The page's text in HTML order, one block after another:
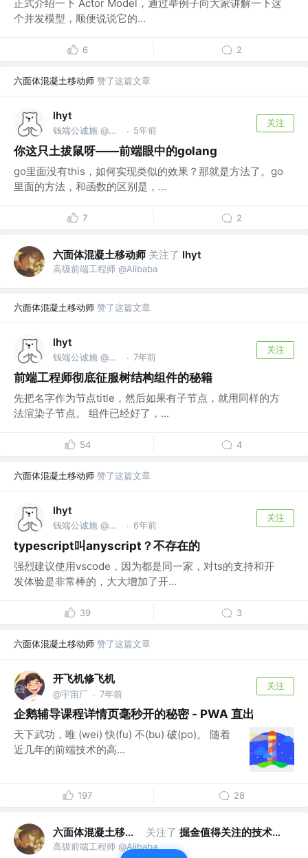
正式介绍一下 Actor Model，通过举例子向大家讲解一下这
个并发模型，顺便说说它的...
6 2
六面体混凝土移动师 赞了这篇文章
lhyt
钱端公诚施 @前tencent -> bytedance · 5年前
关注
你这只土拔鼠呀——前端眼中的golang
go里面没有this，如何实现类似的效果？那就是方法了。go
里面的方法，和函数的区别是，...
7 2
六面体混凝土移动师 关注了 lhyt
高级前端工程师 @Alibaba
六面体混凝土移动师 赞了这篇文章
lhyt
钱端公诚施 @前tencent -> bytedance · 7年前
关注
前端工程师彻底征服树结构组件的秘籍
先把名字作为节点title，然后如果有子节点，就用同样的方
法渲染子节点。 组件已经好了，...
54 4
六面体混凝土移动师 赞了这篇文章
lhyt
钱端公诚施 @前tencent -> bytedance · 6年前
关注
typescript叫anyscript？不存在的
强烈建议使用vscode，因为都是同一家，对ts的支持和开
发体验是非常棒的，大大增加了开...
39 3
六面体混凝土移动师 赞了这篇文章
开飞机修飞机
@宇宙厂 · 7年前
关注
企鹅辅导课程详情页毫秒开的秘密 - PWA 直出
天下武功，唯 (wei) 快(fu) 不(bu) 破(po)。 随着
近几年的前端技术的高...
197 28
六面体混凝土移动师 关注了 掘金值得关注的技术团队
高级前端工程师 @Alibaba